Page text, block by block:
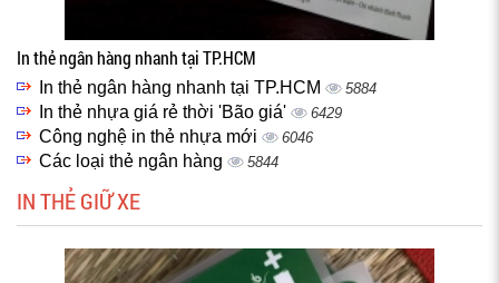
In thẻ ngân hàng nhanh tại TP.HCM
In thẻ ngân hàng nhanh tại TP.HCM 5884
In thẻ nhựa giá rẻ thời 'Bão giá' 6429
Công nghệ in thẻ nhựa mới 6046
Các loại thẻ ngân hàng 5844
IN THẺ GIỮ XE